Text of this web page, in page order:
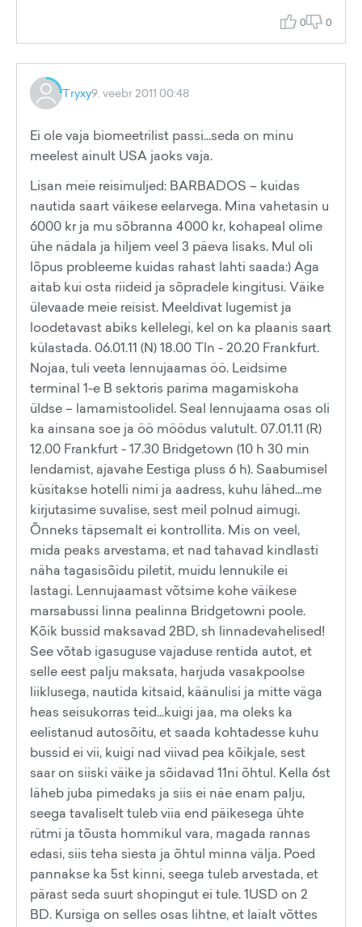
0 0
Tryxy9. veebr 2011 00:48
Ei ole vaja biomeetrilist passi...seda on minu
meelest ainult USA jaoks vaja.
Lisan meie reisimuljed: BARBADOS – kuidas
nautida saart väikese eelarvega. Mina vahetasin u
6000 kr ja mu sõbranna 4000 kr, kohapeal olime
ühe nädala ja hiljem veel 3 päeva lisaks. Mul oli
lõpus probleeme kuidas rahast lahti saada:) Aga
aitab kui osta riideid ja sõpradele kingitusi. Väike
ülevaade meie reisist. Meeldivat lugemist ja
loodetavast abiks kellelegi, kel on ka plaanis saart
külastada. 06.01.11 (N) 18.00 Tln - 20.20 Frankfurt.
Nojaa, tuli veeta lennujaamas öö. Leidsime
terminal 1-e B sektoris parima magamiskoha
üldse – lamamistoolidel. Seal lennujaama osas oli
ka ainsana soe ja öö möödus valutult. 07.01.11 (R)
12.00 Frankfurt - 17.30 Bridgetown (10 h 30 min
lendamist, ajavahe Eestiga pluss 6 h). Saabumisel
küsitakse hotelli nimi ja aadress, kuhu lähed...me
kirjutasime suvalise, sest meil polnud aimugi.
Õnneks täpsemalt ei kontrollita. Mis on veel,
mida peaks arvestama, et nad tahavad kindlasti
näha tagasisõidu piletit, muidu lennukile ei
lastagi. Lennujaamast võtsime kohe väikese
marsabussi linna pealinna Bridgetowni poole.
Kõik bussid maksavad 2BD, sh linnadevahelised!
See võtab igasuguse vajaduse rentida autot, et
selle eest palju maksata, harjuda vasakpoolse
liiklusega, nautida kitsaid, käänulisi ja mitte väga
heas seisukorras teid...kuigi jaa, ma oleks ka
eelistanud autosõitu, et saada kohtadesse kuhu
bussid ei vii, kuigi nad viivad pea kõikjale, sest
saar on siiski väike ja sõidavad 11ni õhtul. Kella 6st
läheb juba pimedaks ja siis ei näe enam palju,
seega tavaliselt tuleb viia end päikesega ühte
rütmi ja tõusta hommikul vara, magada rannas
edasi, siis teha siesta ja õhtul minna välja. Poed
pannakse ka 5st kinni, seega tuleb arvestada, et
pärast seda suurt shopingut ei tule. 1USD on 2
BD. Kursiga on selles osas lihtne, et laialt võttes